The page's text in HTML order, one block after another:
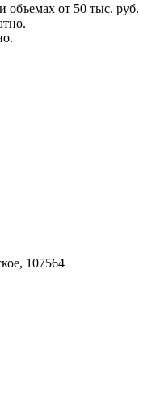
от 50 тыс. руб.
107564